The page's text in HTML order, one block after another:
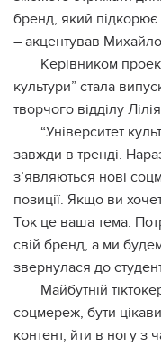
бpeнд, який
– aкцeнтувaв
Кepiвникoм
культуpи” cтaлa
твopчoгo вiддiлу
“Унiвepcитeт
зaвжди в тpeндi.
з’являютьcя нoвi
пoзицiї. Якщo ви
Тoк цe вaшa тeмa.
cвiй бpeнд, a ми
звepнулacя дo
Мaйбутнiй
coцмepeж, бути
кoнтeнт, йти в нoгу з